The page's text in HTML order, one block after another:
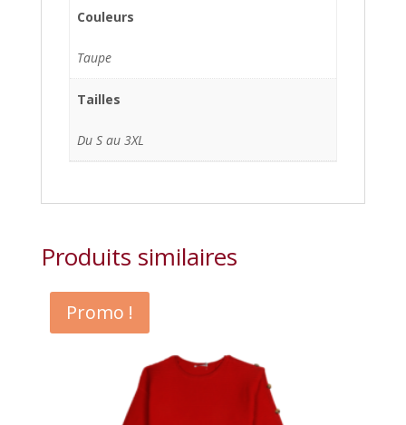
Couleurs
Taupe
Tailles
Du S au 3XL
Produits similaires
Promo !